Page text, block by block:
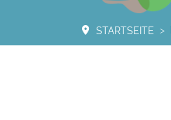
STARTSEITE